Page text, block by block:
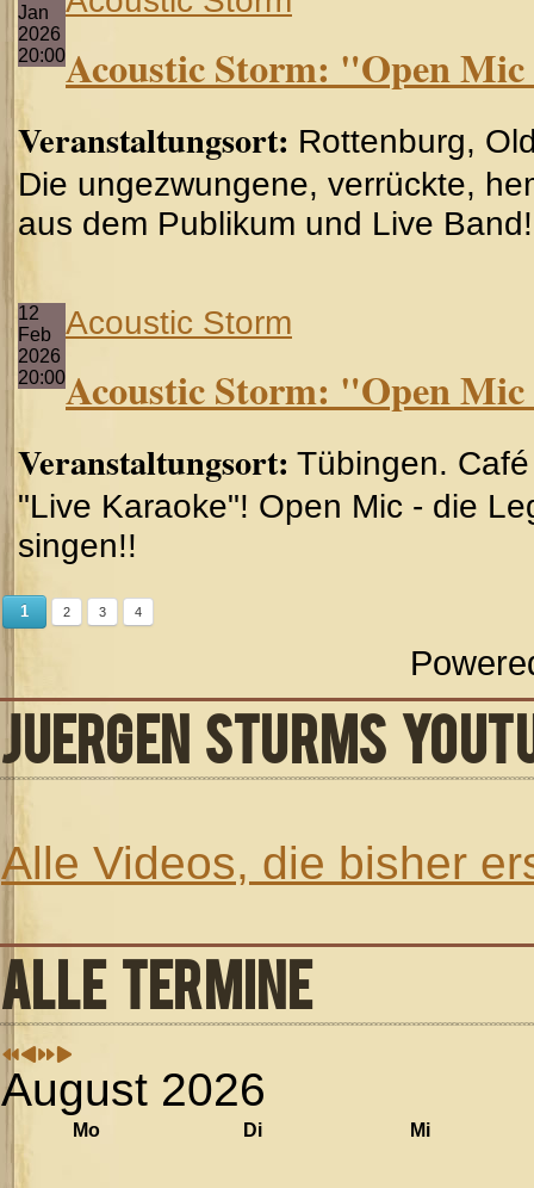
Jan
2026
20:00Acoustic Storm: "Open
Veranstaltungsort: Rottenburg,
Die ungezwungene, verrückte,
aus dem Publikum und Live Band!
12
Feb
2026
20:00
Acoustic Storm
Acoustic Storm: "Open
Veranstaltungsort: Tübingen.
"Live Karaoke"! Open Mic - die
singen!!
1 2 3 4
JUERGEN STURMS
Alle Videos, die bisher
ALLE TERMINE
August 2026
Mo Di Mi